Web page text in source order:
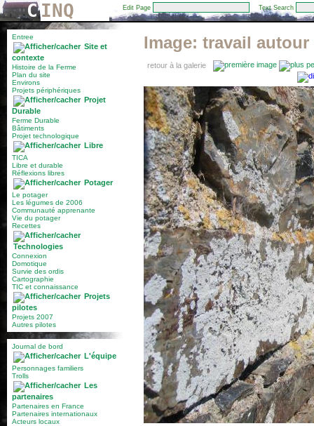
C INQ Edit Page Text Search
Entree
Site et
contexte
Histoire de la Ferme
Plan du site
Environs
Projets périphériques
Projet
Durable
Ferme Durable
Bâtiments
Projet technologique
Libre
TICA
Libre et durable
Réflexions libres
Potager
Le potager
Les légumes de 2006
Communauté apprenante
Vie du potager
Recettes
Technologies
Connexion
Domotique
Survie des ordis
Cartographie
TIC et connaissance
Projets
pilotes
Projets 2007
Autres pilotes
Journal de bord
L'équipe
Personnages familiers
Trolls
Les
partenaires
Partenaires en France
Partenaires internationaux
Acteurs locaux
Image: travail
retour à la galerie